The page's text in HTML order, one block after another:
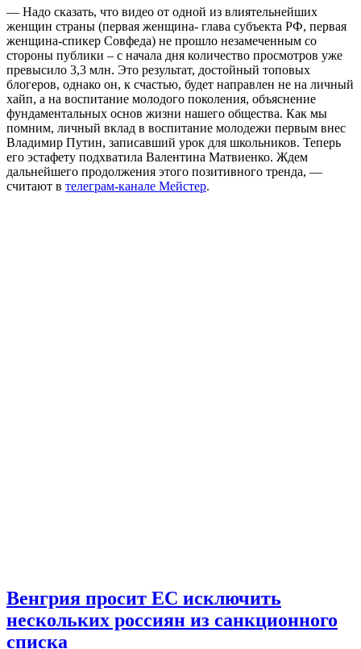
— Надо сказать, что видео от одной из влиятельнейших
женщин страны (первая женщина- глава субъекта РФ, первая
женщина-спикер Совфеда) не прошло незамеченным со
стороны публики – с начала дня количество просмотров уже
превысило 3,3 млн. Это результат, достойный топовых
блогеров, однако он, к счастью, будет направлен не на личный
хайп, а на воспитание молодого поколения, объяснение
фундаментальных основ жизни нашего общества. Как мы
помним, личный вклад в воспитание молодежи первым внес
Владимир Путин, записавший урок для школьников. Теперь
его эстафету подхватила Валентина Матвиенко. Ждем
дальнейшего продолжения этого позитивного тренда, —
считают в телеграм-канале Мейстер.
Венгрия просит ЕС исключить
нескольких россиян из санкционного
списка